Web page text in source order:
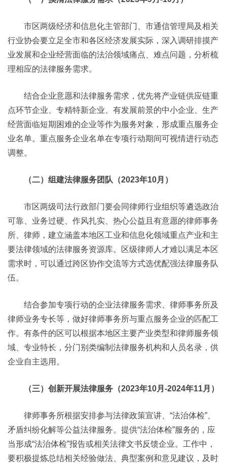
市区两级经济和信息化主管部门、市通信管理局及相关
行业协会要立足全市和各区经济发展实际，深入调研排摸产
业发展和企业经营面临的法治领域痛点、难点问题，分析梳
理相应的法律服务需求。
结合企业意愿和法律服务需求，优先将产业链供应链重
点环节企业、专精特新企业、有发展前景的中小企业、生产
经营面临短期困难的企业等作为服务对象，形成重点服务企
业名单。重点服务企业名单在专项行动期间可视情进行动态
调整。
（二）组建法律服务团队（2023年10月）
市区两级司法行政部门要会同律师行业组织等遴选政治
可靠、业务过硬、作风扎实、热心公益且有意愿的律师事务
所、律师，建立涵盖本地区工业和信息化领域重点产业和主
要法律领域的法律服务资源库。区级律师人才难以满足本区
需求时，可以通过跨区协作交流等方式选优配强法律服务队
伍。
结合参加专项行动的企业法律服务需求、律师事务所及
律师业务专长等，做好律师事务所与重点服务企业的匹配工
作。有条件的区可以根据本地区主要产业类型和律师服务领
域、专业特长，分门别类编制法律服务机构和人员名录，供
企业自主选用。
（三）创新开展法律服务（2023年10月-2024年11月）
律师事务所根据安排参与法律政策宣讲、“法治体检”、
矛盾纠纷化解等公益法律服务。提供“法治体检”服务的，应
当形成“法治体检”报告或相关法律文书反馈企业。工作中，
要积极提炼总结相关经验做法、典型案例和意见建议，及时